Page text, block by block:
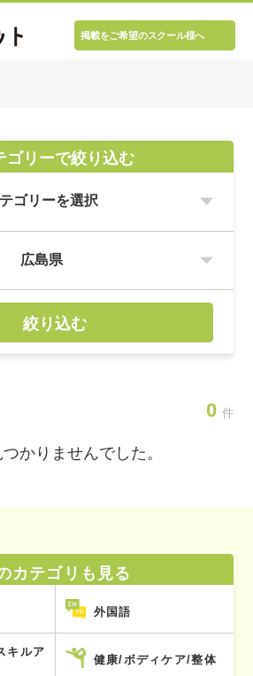
掲載をご希望のスクール様へ
ゴリーで絞り込む
絞り込む
0 件
かりませんでした。
カテゴリも見る
外国語
キルア
健康/ボディケア/整体